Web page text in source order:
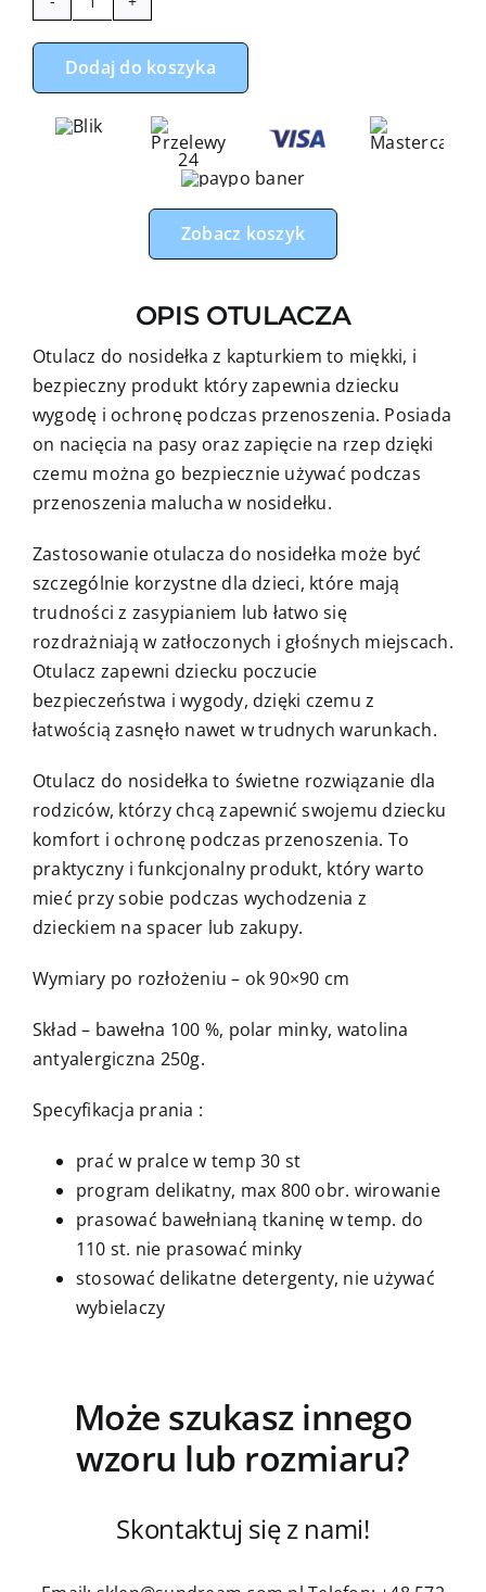
ilość
Otulacz
do
nosidełka
dobranocka
brudnym
minky
Dodaj do koszyka
Zobacz koszyk
OPIS OTULACZA
Otulacz do nosidełka z kapturkiem to miękki, i
bezpieczny produkt który zapewnia dziecku
wygodę i ochronę podczas przenoszenia. Posiada
on nacięcia na pasy oraz zapięcie na rzep dzięki
czemu można go bezpiecznie używać podczas
przenoszenia malucha w nosidełku.
Zastosowanie otulacza do nosidełka może być
szczególnie korzystne dla dzieci, które mają
trudności z zasypianiem lub łatwo się
rozdrażniają w zatłoczonych i głośnych miejscach.
Otulacz zapewni dziecku poczucie
bezpieczeństwa i wygody, dzięki czemu z
łatwością zasnęło nawet w trudnych warunkach.
Otulacz do nosidełka to świetne rozwiązanie dla
rodziców, którzy chcą zapewnić swojemu dziecku
komfort i ochronę podczas przenoszenia. To
praktyczny i funkcjonalny produkt, który warto
mieć przy sobie podczas wychodzenia z
dzieckiem na spacer lub zakupy.
Wymiary po rozłożeniu – ok 90×90 cm
Skład – bawełna 100 %, polar minky, watolina
antyalergiczna 250g.
Specyfikacja prania :
prać w pralce w temp 30 st
program delikatny, max 800 obr. wirowanie
prasować bawełnianą tkaninę w temp. do
110 st. nie prasować minky
stosować delikatne detergenty, nie używać
wybielaczy
Może szukasz innego
wzoru lub rozmiaru?
Skontaktuj się z nami!